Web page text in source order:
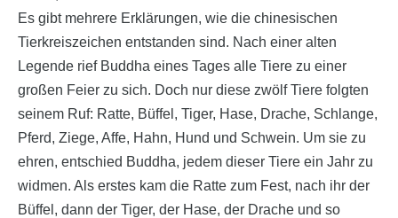
Es gibt mehrere Erklärungen, wie die chinesischen
Tierkreiszeichen entstanden sind. Nach einer alten
Legende rief Buddha eines Tages alle Tiere zu einer
großen Feier zu sich. Doch nur diese zwölf Tiere folgten
seinem Ruf: Ratte, Büffel, Tiger, Hase, Drache, Schlange,
Pferd, Ziege, Affe, Hahn, Hund und Schwein. Um sie zu
ehren, entschied Buddha, jedem dieser Tiere ein Jahr zu
widmen. Als erstes kam die Ratte zum Fest, nach ihr der
Büffel, dann der Tiger, der Hase, der Drache und so